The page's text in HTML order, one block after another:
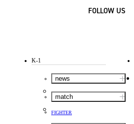
FOLLOW US
K-1
news
match
FIGHTER